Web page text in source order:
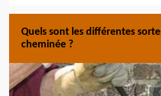
Quels sont les différentes
cheminée ?